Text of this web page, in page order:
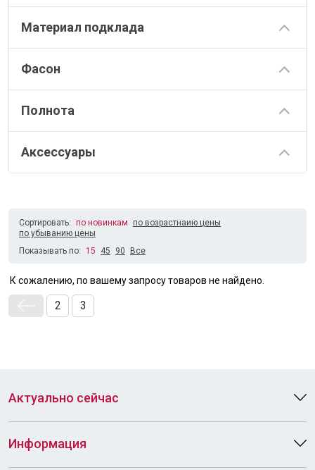
Материал подклада
Фасон
Полнота
Аксессуары
Сортировать: по новинкам
по возрастнаию цены
по убыванию цены
Показывать по:
15 45 90 Все
К сожалению, по вашему запросу товаров не найдено.
2 3
Актуально сейчас
Информация